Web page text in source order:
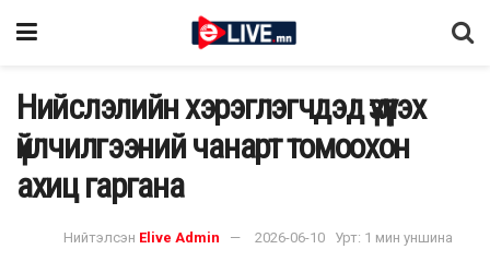
Нийслэлийн хэрэглэгчдэд үзүүлэх
үйлчилгээний чанарт томоохон
ахиц гаргана
Нийтэлсэн Elive Admin 2026-06-10 Урт: 1 мин уншина